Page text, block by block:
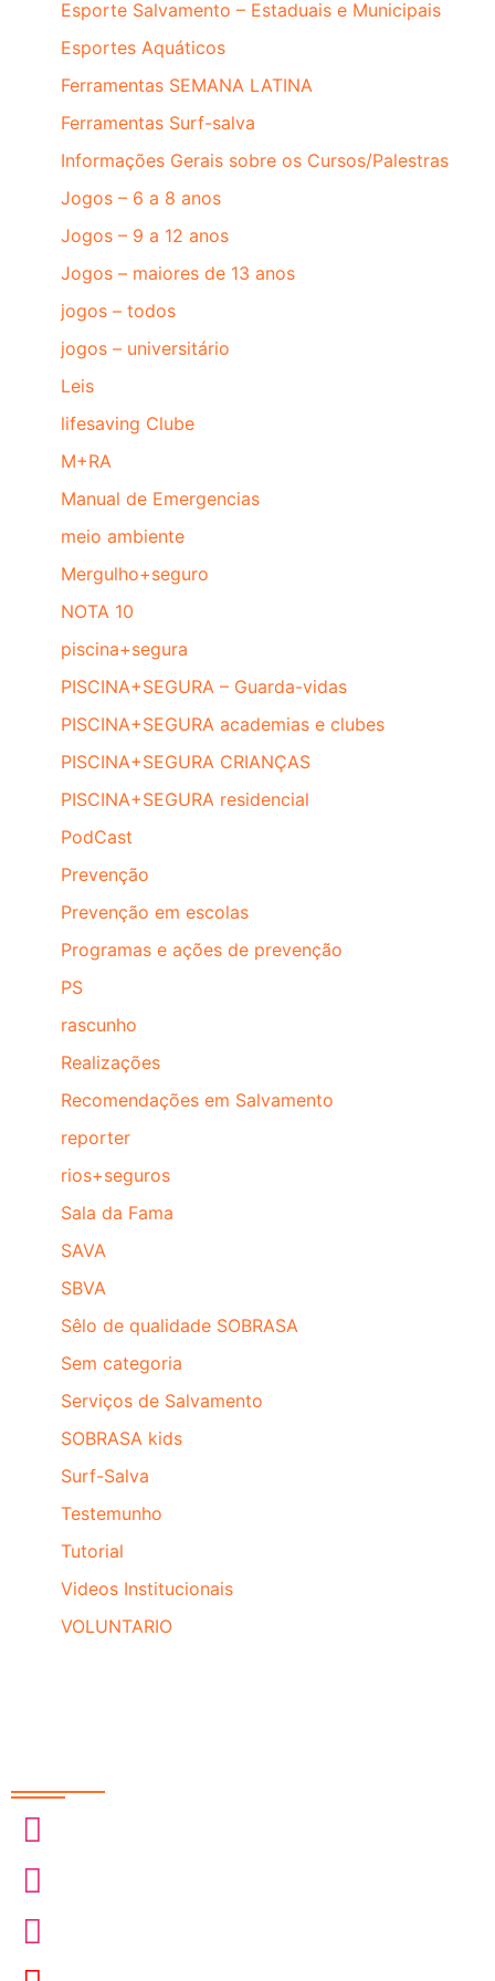
Esporte Salvamento – Estaduais e Municipais
Esportes Aquáticos
Ferramentas SEMANA LATINA
Ferramentas Surf-salva
Informações Gerais sobre os Cursos/Palestras
Jogos – 6 a 8 anos
Jogos – 9 a 12 anos
Jogos – maiores de 13 anos
jogos – todos
jogos – universitário
Leis
lifesaving Clube
M+RA
Manual de Emergencias
meio ambiente
Mergulho+seguro
NOTA 10
piscina+segura
PISCINA+SEGURA – Guarda-vidas
PISCINA+SEGURA academias e clubes
PISCINA+SEGURA CRIANÇAS
PISCINA+SEGURA residencial
PodCast
Prevenção
Prevenção em escolas
Programas e ações de prevenção
PS
rascunho
Realizações
Recomendações em Salvamento
reporter
rios+seguros
Sala da Fama
SAVA
SBVA
Sêlo de qualidade SOBRASA
Sem categoria
Serviços de Salvamento
SOBRASA kids
Surf-Salva
Testemunho
Tutorial
Videos Institucionais
VOLUNTARIO